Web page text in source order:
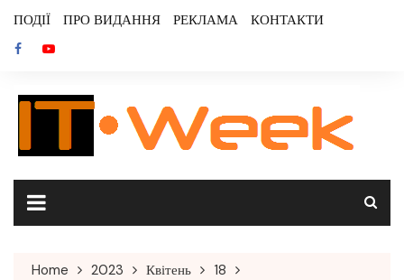
content
ПОДІЇ ПРО ВИДАННЯ РЕКЛАМА КОНТАКТИ
Home 2023 Квітень
18